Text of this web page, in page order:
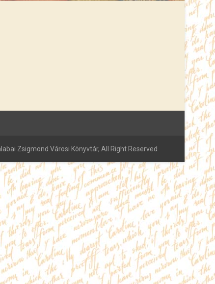
Zsigmond Városi Könyvtár, All Right Reserved